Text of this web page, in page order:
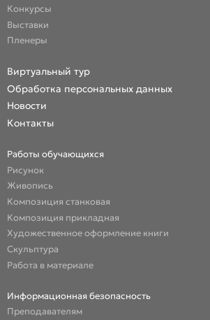
Конкурсы
Выставки
Пленеры
Виртуальный тур
Обработка персональных данных
Новости
Контакты
Работы обучающихся
Рисунок
Живопись
Композиция станковая
Композиция прикладная
Художественное оформление книги
Скульптура
Работа в материале
Информационная безопасность
Преподавателям